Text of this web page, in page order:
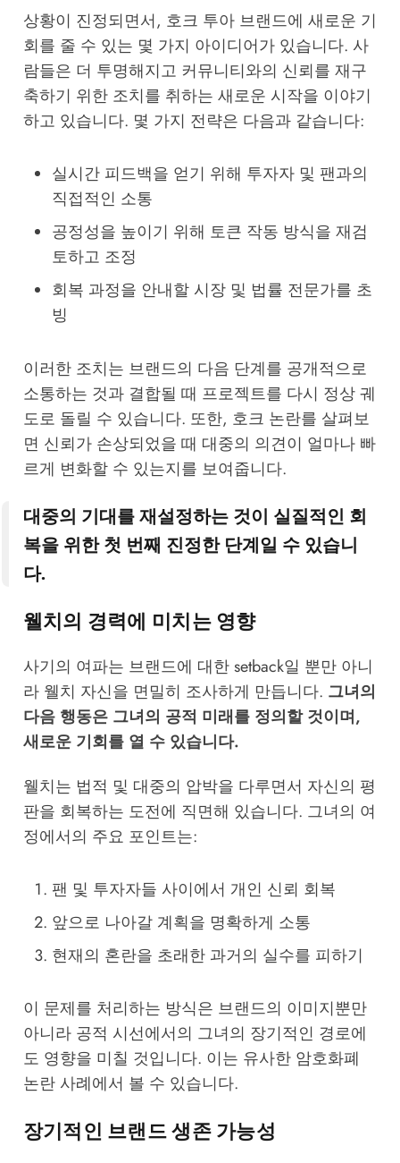
상황이 진정되면서, 호크 투아 브랜드에 새로운 기
회를 줄 수 있는 몇 가지 아이디어가 있습니다. 사
람들은 더 투명해지고 커뮤니티와의 신뢰를 재구
축하기 위한 조치를 취하는 새로운 시작을 이야기
하고 있습니다. 몇 가지 전략은 다음과 같습니다:
실시간 피드백을 얻기 위해 투자자 및 팬과의
직접적인 소통
공정성을 높이기 위해 토큰 작동 방식을 재검
토하고 조정
회복 과정을 안내할 시장 및 법률 전문가를 초
빙
이러한 조치는 브랜드의 다음 단계를 공개적으로
소통하는 것과 결합될 때 프로젝트를 다시 정상 궤
도로 돌릴 수 있습니다. 또한, 호크 논란를 살펴보
면 신뢰가 손상되었을 때 대중의 의견이 얼마나 빠
르게 변화할 수 있는지를 보여줍니다.
대중의 기대를 재설정하는 것이 실질적인 회
복을 위한 첫 번째 진정한 단계일 수 있습니
다.
웰치의 경력에 미치는 영향
사기의 여파는 브랜드에 대한 setback일 뿐만 아니
라 웰치 자신을 면밀히 조사하게 만듭니다. 그녀의
다음 행동은 그녀의 공적 미래를 정의할 것이며,
새로운 기회를 열 수 있습니다.
웰치는 법적 및 대중의 압박을 다루면서 자신의 평
판을 회복하는 도전에 직면해 있습니다. 그녀의 여
정에서의 주요 포인트는:
팬 및 투자자들 사이에서 개인 신뢰 회복
앞으로 나아갈 계획을 명확하게 소통
현재의 혼란을 초래한 과거의 실수를 피하기
이 문제를 처리하는 방식은 브랜드의 이미지뿐만
아니라 공적 시선에서의 그녀의 장기적인 경로에
도 영향을 미칠 것입니다. 이는 유사한 암호화폐
논란사례에서 볼 수 있습니다.
장기적인 브랜드 생존 가능성